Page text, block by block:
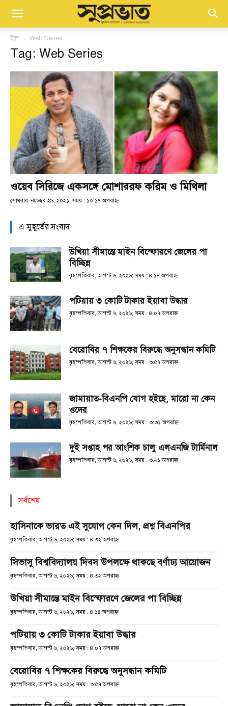
ট্যাগ Web Series
Tag: Web Series
ওয়েব সিরিজে একসঙ্গে মোশাররফ করিম ও মিথিলা
সোমবার, নভেম্বর ২৯, ২০২১; সময় : ১০:১৭ অপরাহ্ণ
এ মুহূর্তের সংবাদ
উখিয়া সীমান্তে মাইন বিস্ফোরণে জেলের পা
বিচ্ছিন্ন
বৃহস্পতিবার, আগস্ট ৬, ২০২৬; সময় : ৪:১৪ অপরাহ্ণ
পটিয়ায় ৩ কোটি টাকার ইয়াবা উদ্ধার
বৃহস্পতিবার, আগস্ট ৬, ২০২৬; সময় : ৪:০৭ অপরাহ্ণ
বেরোবির ৭ শিক্ষকের বিরুদ্ধে অনুসন্ধান কমিটি
বৃহস্পতিবার, আগস্ট ৬, ২০২৬; সময় : ৩:৫৭ অপরাহ্ণ
জামায়াত-বিএনপি যোগ হইছে, মারো না কেন
ওদের
বৃহস্পতিবার, আগস্ট ৬, ২০২৬; সময় : ৩:৩১ অপরাহ্ণ
দুই সপ্তাহ পর আংশিক চালু এলএনজি টার্মিনাল
বৃহস্পতিবার, আগস্ট ৬, ২০২৬; সময় : ৩:২১ অপরাহ্ণ
সর্বশেষ
হাসিনাকে ভারত এই সুযোগ কেন দিল, প্রশ্ন বিএনপির
বৃহস্পতিবার, আগস্ট ৬, ২০২৬; সময় : ৪:৩২ অপরাহ্ণ
সিভাসু বিশ্ববিদ্যালয় দিবস উপলক্ষে থাকছে বর্ণাঢ্য আয়োজন
বৃহস্পতিবার, আগস্ট ৬, ২০২৬; সময় : ৪:৩২ অপরাহ্ণ
উখিয়া সীমান্তে মাইন বিস্ফোরণে জেলের পা বিচ্ছিন্ন
বৃহস্পতিবার, আগস্ট ৬, ২০২৬; সময় : ৪:১৪ অপরাহ্ণ
পটিয়ায় ৩ কোটি টাকার ইয়াবা উদ্ধার
বৃহস্পতিবার, আগস্ট ৬, ২০২৬; সময় : ৪:০৭ অপরাহ্ণ
বেরোবির ৭ শিক্ষকের বিরুদ্ধে অনুসন্ধান কমিটি
বৃহস্পতিবার, আগস্ট ৬, ২০২৬; সময় : ৩:৫৭ অপরাহ্ণ